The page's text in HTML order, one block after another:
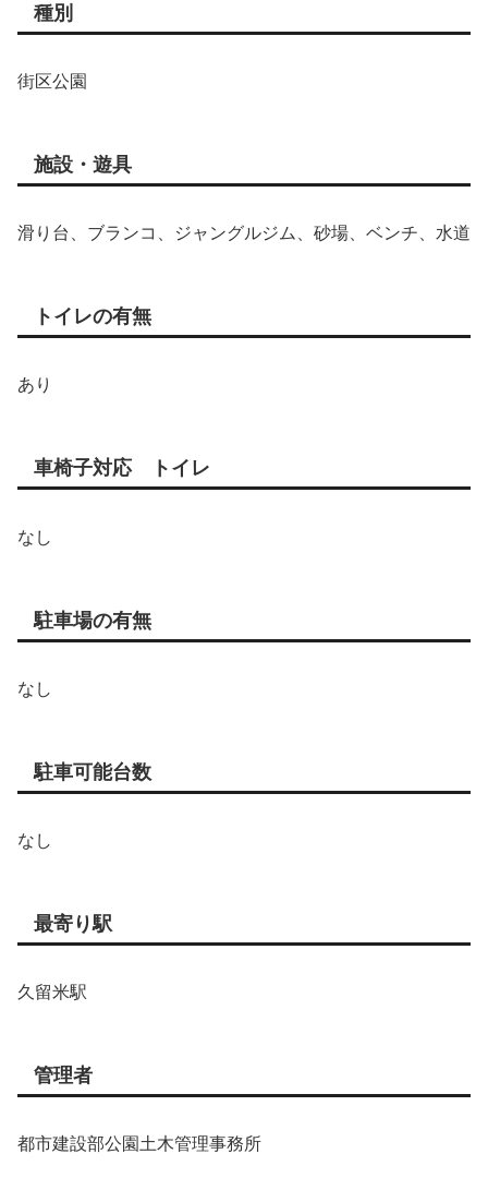
種別
街区公園
施設・遊具
滑り台、ブランコ、ジャングルジム、砂場、ベンチ、水道
トイレの有無
あり
車椅子対応 トイレ
なし
駐車場の有無
なし
駐車可能台数
なし
最寄り駅
久留米駅
管理者
都市建設部公園土木管理事務所